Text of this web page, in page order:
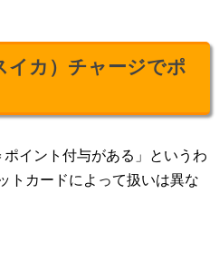
イカ）チャージでポ
ポイント付与がある」というわ
トカードによって扱いは異な